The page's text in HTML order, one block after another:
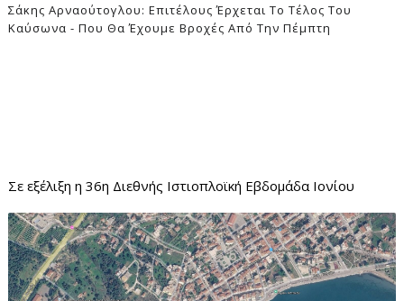
Σάκης Αρναούτογλου: Επιτέλους Έρχεται Το Τέλος Του
Καύσωνα - Που Θα Έχουμε Βροχές Από Την Πέμπτη
Σε εξέλιξη η 36η Διεθνής Ιστιοπλοϊκή Εβδομάδα Ιονίου